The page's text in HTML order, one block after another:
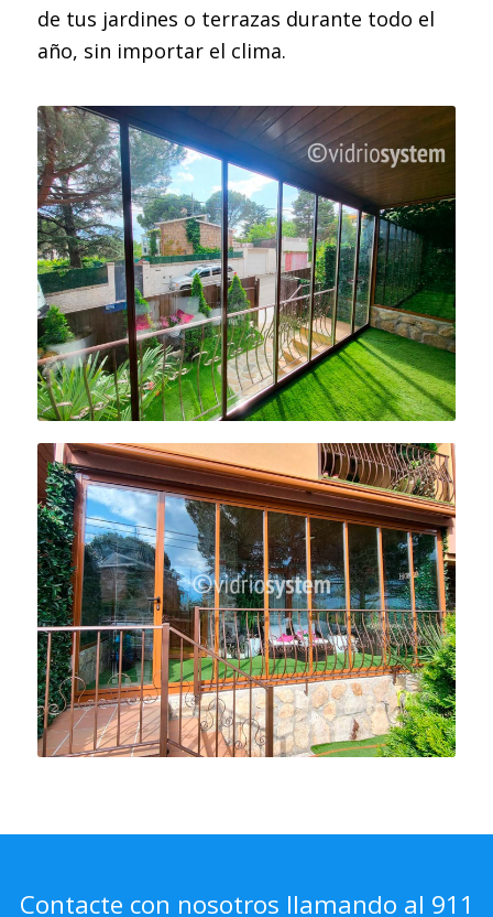
de tus jardines o terrazas durante todo el
año, sin importar el clima.
Contacte con nosotros llamando al 911